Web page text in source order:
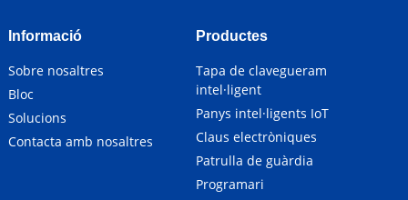
Informació
Sobre nosaltres
Bloc
Solucions
Contacta amb nosaltres
Productes
Tapa de clavegueram
intel·ligent
Panys intel·ligents IoT
Claus electròniques
Patrulla de guàrdia
Programari